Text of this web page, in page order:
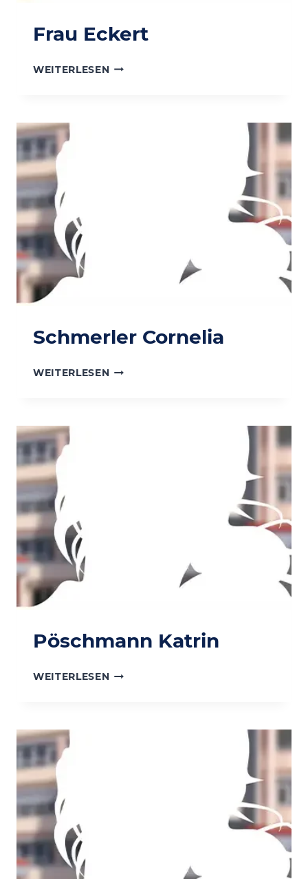
Frau Eckert
WEITERLESENFRAU
Schmerler Cornelia
WEITERLESENSCHMERLER
Pöschmann Katrin
WEITERLESENPÖSCHMANN